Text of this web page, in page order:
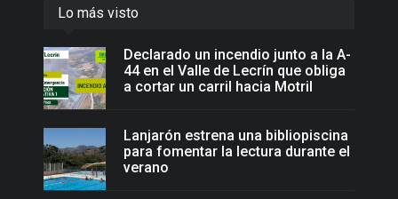
Lo más visto
Declarado un incendio junto a la A-
44 en el Valle de Lecrín que obliga
a cortar un carril hacia Motril
Lanjarón estrena una bibliopiscina
para fomentar la lectura durante el
verano